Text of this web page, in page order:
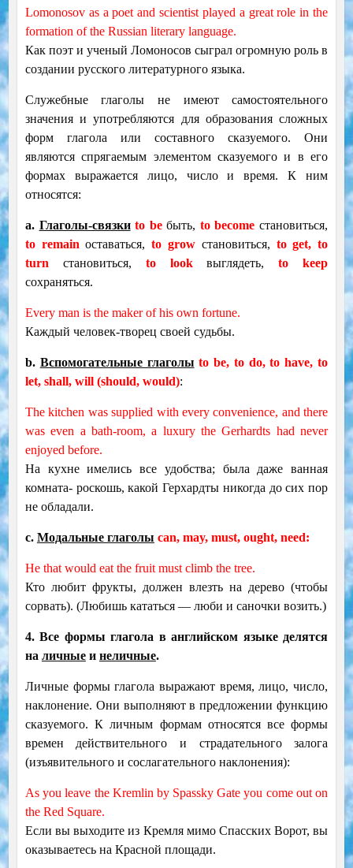
Lomonosov as a poet and scientist played a great role in the
formation of the Russian literary language.
Как поэт и ученый Ломоносов сыграл огромную роль в
создании русского литературного языка.
Служебные глаголы не имеют самостоятельного
значения и употребляются для образования сложных
форм глагола или составного сказуемого. Они
являются спрягаемым элементом сказуемого и в его
формах выражается лицо, число и время. К ним
относятся:
a. Глаголы-связки to beбыть, to become становиться,
to remain оставаться,to grow становиться, to get, to
turn становиться, to lookвыглядеть,to keep
сохраняться.
Every man is the maker of his own fortune.
Каждый человек-творец своей судьбы.
b. Вспомогательные глаголы to be, to do, to have, to
let, shall, will (should, would):
The kitchen was supplied with every convenience, and there
was even a bath-room, a luxury the Gerhardts had never
enjoyed before.
На кухне имелись все удобства; была даже ванная
комната- роскошь, какой Герхардты никогда до сих пор
не обладали.
c. Модальные глаголы can, may, must, ought, need:
He that would eat the fruit must climb the tree.
Кто любит фрукты, должен влезть на дерево (чтобы
сорвать). (Любишь кататься — люби и саночки возить.)
4. Все формы глагола в английском языке делятся
на личныеи неличные.
Личные формы глагола выражают время, лицо, число,
наклонение. Они выполняют в предложении функцию
сказуемого. К личным формам относятся все формы
времен действительного и страдательного залога
(изъявительного и сослагательного наклонения):
As you leave the Kremlin by Spassky Gate you come out on
the Red Square.
Если вы выходите из Кремля мимо Спасских Ворот, вы
оказываетесь на Красной площади.